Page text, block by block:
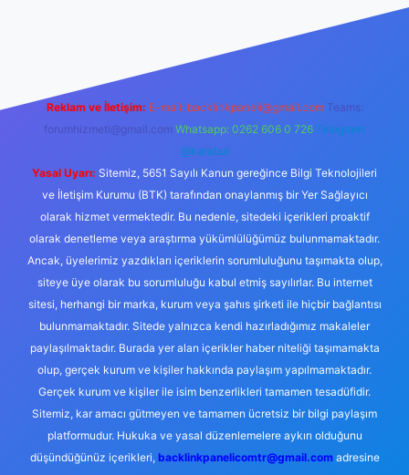
Reklam ve İletişim: E-mail: backlinkpaneli@gmail.com Teams:
forumhizmeti@gmail.com Whatsapp: 0262 606 0 726 Telegram:
@karabul
Yasal Uyarı: Sitemiz, 5651 Sayılı Kanun gereğince Bilgi Teknolojileri
ve İletişim Kurumu (BTK) tarafından onaylanmış bir Yer Sağlayıcı
olarak hizmet vermektedir. Bu nedenle, sitedeki içerikleri proaktif
olarak denetleme veya araştırma yükümlülüğümüz bulunmamaktadır.
Ancak, üyelerimiz yazdıkları içeriklerin sorumluluğunu taşımakta olup,
siteye üye olarak bu sorumluluğu kabul etmiş sayılırlar. Bu internet
sitesi, herhangi bir marka, kurum veya şahıs şirketi ile hiçbir bağlantısı
bulunmamaktadır. Sitede yalnızca kendi hazırladığımız makaleler
paylaşılmaktadır. Burada yer alan içerikler haber niteliği taşımamakta
olup, gerçek kurum ve kişiler hakkında paylaşım yapılmamaktadır.
Gerçek kurum ve kişiler ile isim benzerlikleri tamamen tesadüfidir.
Sitemiz, kar amacı gütmeyen ve tamamen ücretsiz bir bilgi paylaşım
platformudur. Hukuka ve yasal düzenlemelere aykırı olduğunu
düşündüğünüz içerikleri, backlinkpanelicomtr@gmail.comadresine